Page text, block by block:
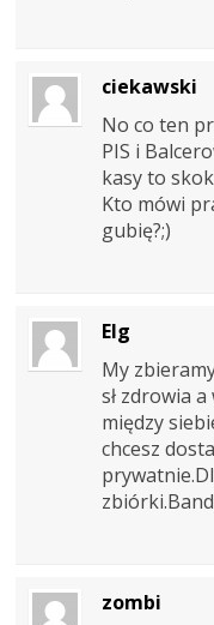
ciekawski
No co ten
PIS i
kasy to
Kto mówi
gubię?;)
Elg
My
sł zdrowia
między
chcesz
zombi